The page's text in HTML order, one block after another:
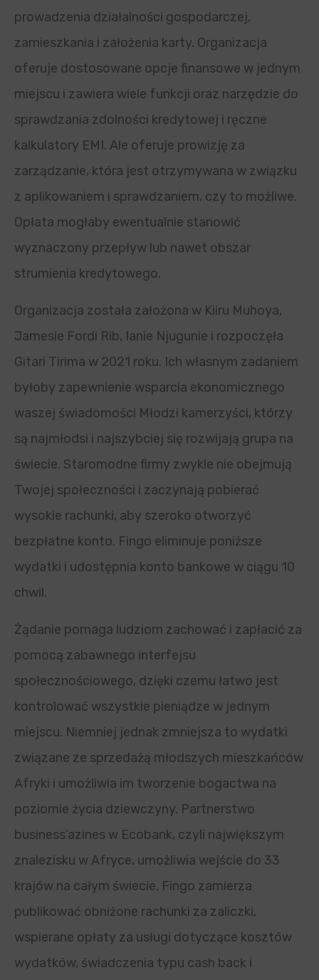
prowadzenia działalności gospodarczej,
zamieszkania i założenia karty. Organizacja
oferuje dostosowane opcje finansowe w jednym
miejscu i zawiera wiele funkcji oraz narzędzie do
sprawdzania zdolności kredytowej i ręczne
kalkulatory EMI. Ale oferuje prowizję za
zarządzanie, która jest otrzymywana w związku
z aplikowaniem i sprawdzaniem, czy to możliwe.
Opłata mogłaby ewentualnie stanowić
wyznaczony przepływ lub nawet obszar
strumienia kredytowego.
Organizacja została założona w Kiiru Muhoya,
Jamesie Fordi Rib, Ianie Njugunie i rozpoczęła
Gitari Tirima w 2021 roku. Ich własnym zadaniem
byłoby zapewnienie wsparcia ekonomicznego
waszej świadomości Młodzi kamerzyści, którzy
są najmłodsi i najszybciej się rozwijają grupa na
świecie. Staromodne firmy zwykle nie obejmują
Twojej społeczności i zaczynają pobierać
wysokie rachunki, aby szeroko otworzyć
bezpłatne konto. Fingo eliminuje poniższe
wydatki i udostępnia konto bankowe w ciągu 10
chwil.
Żądanie pomaga ludziom zachować i zapłacić za
pomocą zabawnego interfejsu
społecznościowego, dzięki czemu łatwo jest
kontrolować wszystkie pieniądze w jednym
miejscu. Niemniej jednak zmniejsza to wydatki
związane ze sprzedażą młodszych mieszkańców
Afryki i umożliwia im tworzenie bogactwa na
poziomie życia dziewczyny. Partnerstwo
business’azines w Ecobank, czyli największym
znalezisku w Afryce, umożliwia wejście do 33
krajów na całym świecie. Fingo zamierza
publikować obniżone rachunki za zaliczki,
wspierane opłaty za usługi dotyczące kosztów
wydatków, świadczenia typu cash back i